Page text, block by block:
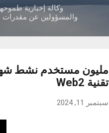
وكالة إخبارية
والمسؤولين عن مقدرات
مليون مستخدم نشط
تقنية Web2
سبتمبر 11, 2024